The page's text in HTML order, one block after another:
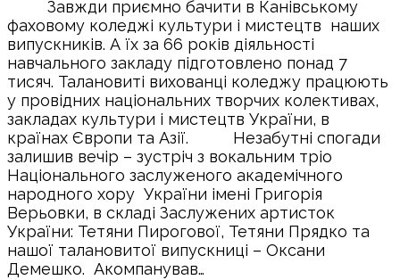
Завжди приємно бачити в Канівському
фаховому коледжі культури і мистецтв наших
випускників. А їх за 66 років діяльності
навчального закладу підготовлено понад 7
тисяч. Талановиті вихованці коледжу працюють
у провідних національних творчих колективах,
закладах культури і мистецтв України, в
країнах Європи та Азії. Незабутні спогади
залишив вечір – зустріч з вокальним тріо
Національного заслуженого академічного
народного хору України імені Григорія
Верьовки, в складі Заслужених артисток
України: Тетяни Пирогової, Тетяни Прядко та
нашої талановитої випускниці – Оксани
Демешко. Акомпанував…